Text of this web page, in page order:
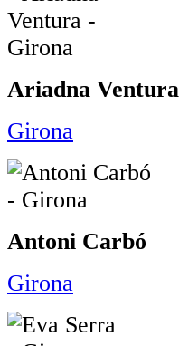
Ariadna Ventura
Girona
Antoni Carbó
Girona